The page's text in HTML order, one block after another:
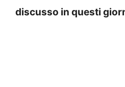
discusso in questi